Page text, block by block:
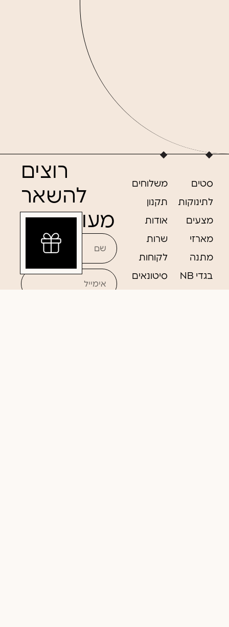
סטים
לתינוקות
מצעים
מארזי
מתנה
בגדי NB
משלוחים
תקנון
אודות
שרות
לקוחות
סיטונאים
רוצים
להשאר
מעודכנים?